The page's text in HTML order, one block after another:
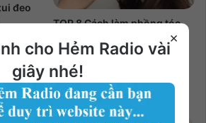
đeo
TOP 8 Cách làm phồng tóc
tự làm
Hướng dẫn làm lạp xưởng
không cần phơi nắng đảm
bảo vệ sinh
×
cho Hẻm Radio vài
giây nhé!